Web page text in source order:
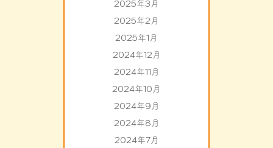
2025年3月
2025年2月
2025年1月
2024年12月
2024年11月
2024年10月
2024年9月
2024年8月
2024年7月